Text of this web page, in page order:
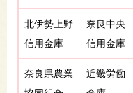
北伊勢上野
信用金庫
奈良中央
信用金庫
奈良県農業
近畿労働